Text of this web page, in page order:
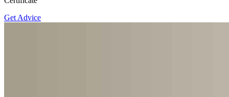
Get Advice